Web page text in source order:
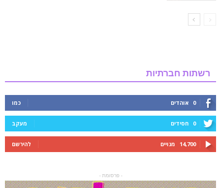
רשתות חברתיות
0 אוהדים כמו
0 חסידים מעקב
14,700 מנויים להירשם
- פרסומת -